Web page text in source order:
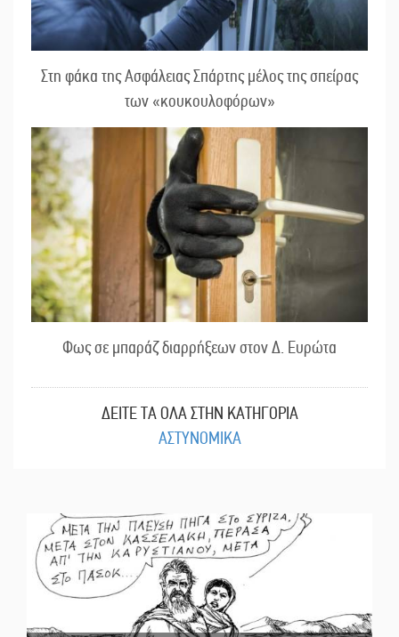
Στη φάκα της Ασφάλειας Σπάρτης μέλος της σπείρας
των «κουκουλοφόρων»
Φως σε μπαράζ διαρρήξεων στον Δ. Ευρώτα
ΔΕΙΤΕ ΤΑ ΟΛΑ ΣΤΗΝ ΚΑΤΗΓΟΡΙΑ
ΑΣΤΥΝΟΜΙΚΑ